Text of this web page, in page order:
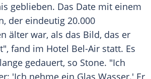
geblieben. Das Date mit einem
der eindeutig 20.000
älter war, als das Bild, das er
fand im Hotel Bel-Air statt. Es
gedauert, so Stone. "Ich